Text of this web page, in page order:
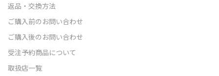
返品・交換方法
ご購入前のお問い合わせ
ご購入後のお問い合わせ
受注予約商品について
取扱店一覧